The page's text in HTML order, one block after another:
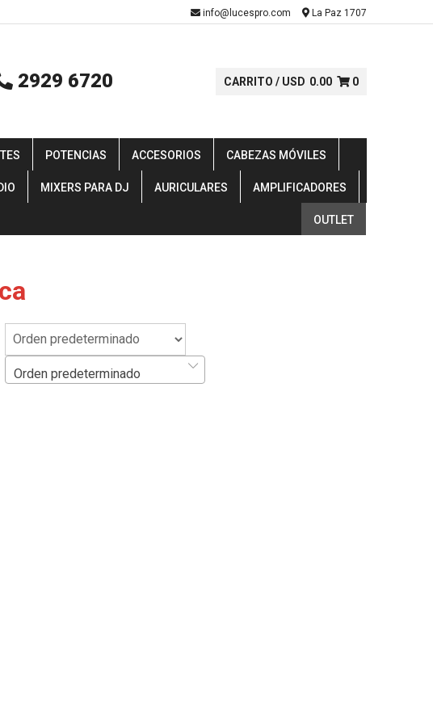
info@lucespro.com La Paz 1707
2929 6720 CARRITO / USD 0.00 0
POTENCIAS ACCESORIOS CABEZAS MÓVILES
MIXERS PARA DJ AURICULARES AMPLIFICADORES
OUTLET
Orden predeterminado